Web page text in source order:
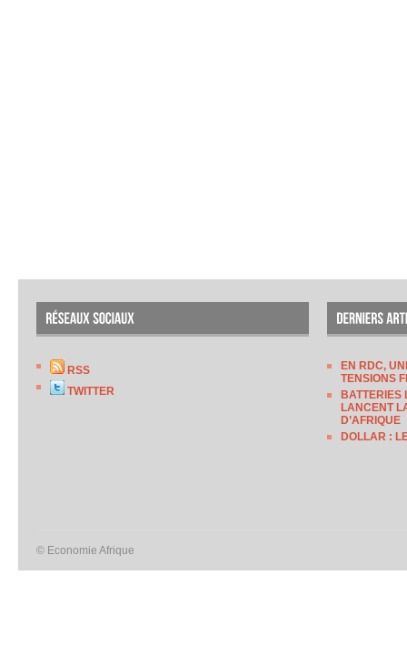
RSS
TWITTER
EN RDC,
TENSIONS
BATTERIES
LANCENT
D’AFRIQUE
DOLLAR :
© Economie Afrique